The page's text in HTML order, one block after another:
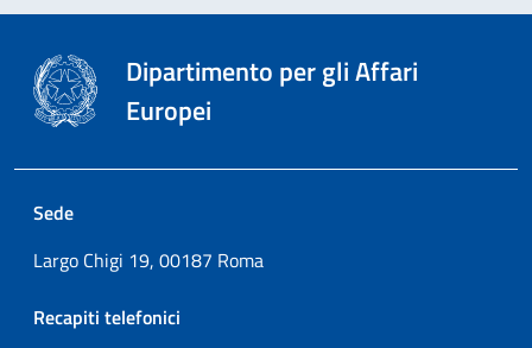
Dipartimento per gli Affari
Europei
Sede
Largo Chigi 19, 00187 Roma
Recapiti telefonici